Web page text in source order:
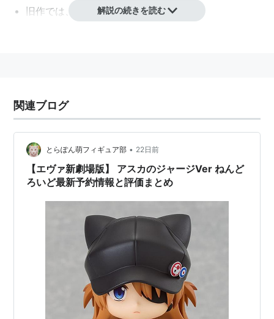
旧作では、惣流・アスカ・ラングレー。
解説の続きを読む
関連ブログ
とらぽん萌フィギュア部 • 22日前
【エヴァ新劇場版】 アスカのジャージVer ねんど
ろいど最新予約情報と評価まとめ